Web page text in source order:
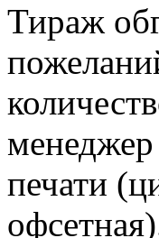
Тираж
менеджер
печати